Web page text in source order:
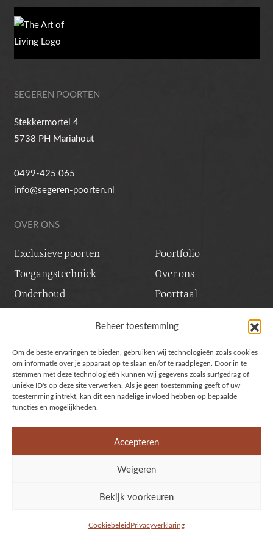
Beheer toestemming
Om de beste ervaringen te bieden, gebruiken wij technologieën zoals cookies
om informatie over je apparaat op te slaan en/of te raadplegen. Door in te
stemmen met deze technologieën kunnen wij gegevens zoals surfgedrag of
unieke ID's op deze site verwerken. Als je geen toestemming geeft of uw
toestemming intrekt, kan dit een nadelige invloed hebben op bepaalde
functies en mogelijkheden.
Accepteren
Weigeren
Bekijk voorkeuren
CookiebeleidPrivacyverklaring
SEGEREN POORTEN
Stekkermortel 4
5738 PH Mariahout
0499-425 065
info@segeren-poorten.nl
OVER ONS
Exclusieve poorten
Toegangstechniek
Onderhoud
Poortfolio
Over ons
Poorttaal
Contact & service
UNIEKE STIJLVOLLE POORTEN
Stalen poorten
Houten poorten
Cortenstaal poorten
Privacy verklaring